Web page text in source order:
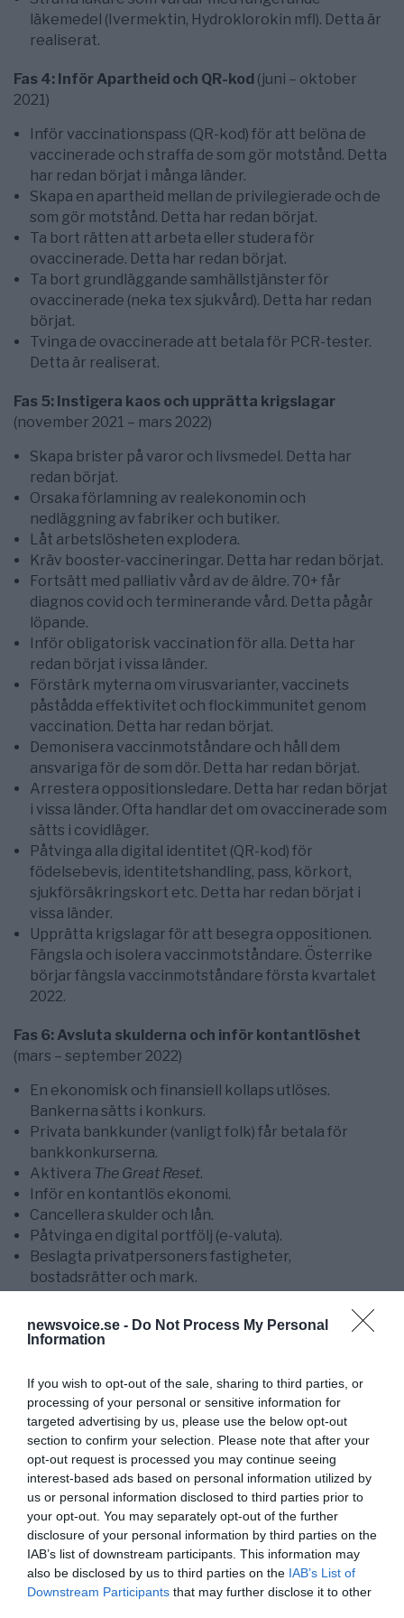
newsvoice.se - Do Not Process My Personal
Information
If you wish to opt-out of the sale, sharing to third parties, or
processing of your personal or sensitive information for
targeted advertising by us, please use the below opt-out
section to confirm your selection. Please note that after your
opt-out request is processed you may continue seeing
interest-based ads based on personal information utilized by
us or personal information disclosed to third parties prior to
your opt-out. You may separately opt-out of the further
disclosure of your personal information by third parties on the
IAB’s list of downstream participants. This information may
also be disclosed by us to third parties on the IAB’s List of
Downstream Participants that may further disclose it to other
läkemedel (Ivermektin, Hydroklorokin mfl). Detta är
realiserat.
Fas 4: Inför Apartheid och QR-kod (juni – oktober
2021)
Inför vaccinationspass (QR-kod) för att belöna de
vaccinerade och straffa de som gör motstånd. Detta
har redan börjat i många länder.
Skapa en apartheid mellan de privilegierade och de
som gör motstånd. Detta har redan börjat.
Ta bort rätten att arbeta eller studera för
ovaccinerade. Detta har redan börjat.
Ta bort grundläggande samhällstjänster för
ovaccinerade (neka tex sjukvård). Detta har redan
börjat.
Tvinga de ovaccinerade att betala för PCR-tester.
Detta är realiserat.
Fas 5: Instigera kaos och upprätta krigslagar
(november 2021 – mars 2022)
Skapa brister på varor och livsmedel. Detta har
redan börjat.
Orsaka förlamning av realekonomin och
nedläggning av fabriker och butiker.
Låt arbetslösheten explodera.
Kräv booster-vaccineringar. Detta har redan börjat.
Fortsätt med palliativ vård av de äldre. 70+ får
diagnos covid och terminerande vård. Detta pågår
löpande.
Inför obligatorisk vaccination för alla. Detta har
redan börjat i vissa länder.
Förstärk myterna om virusvarianter, vaccinets
påstådda effektivitet och flockimmunitet genom
vaccination. Detta har redan börjat.
Demonisera vaccinmotståndare och håll dem
ansvariga för de som dör. Detta har redan börjat.
Arrestera oppositionsledare. Detta har redan börjat
i vissa länder. Ofta handlar det om ovaccinerade som
sätts i covidläger.
Påtvinga alla digital identitet (QR-kod) för
födelsebevis, identitetshandling, pass, körkort,
sjukförsäkringskort etc. Detta har redan börjat i
vissa länder.
Upprätta krigslagar för att besegra oppositionen.
Fängsla och isolera vaccinmotståndare. Österrike
börjar fängsla vaccinmotståndare första kvartalet
2022.
Fas 6: Avsluta skulderna och inför kontantlöshet
(mars – september 2022)
En ekonomisk och finansiell kollaps utlöses.
Bankerna sätts i konkurs.
Privata bankkunder (vanligt folk) får betala för
bankkonkurserna.
Aktivera The Great Reset.
Inför en kontantlös ekonomi.
Cancellera skulder och lån.
Påtvinga en digital portfölj (e-valuta).
Beslagta privatpersoners fastigheter,
bostadsrätter och mark.
förbjuds (alternativmedicin elimineras).
Påtvinga vaccination kvartalsvis, halvårsvis eller
Påtvinga matransonering och en diet baserad på
Codex Alimentarius(hälsokost elimineras).
Utvidga och påtvinga alla åtgärder så att de även
omfattar tredje världen.
Fas 7: Global individ- och populationskontroll(sep
2022 och framåt)
Ett globalt socialt kreditsystem införs, som i Kina.
Medborgarlön lanseras.
Övervakning och bevakning av allt och alla.
Samhället militäriseras.